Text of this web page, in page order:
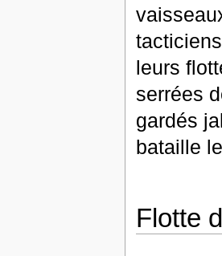
leurs
serrées
gardés
bataille
Flotte